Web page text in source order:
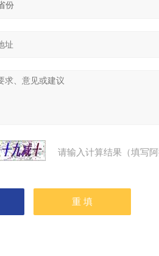
请输入计算结果（填写